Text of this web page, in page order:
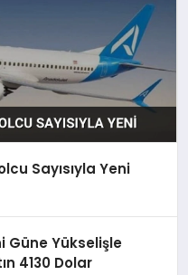
Sayısıyla Yeni
Güne Yükselişle
4130 Dolar